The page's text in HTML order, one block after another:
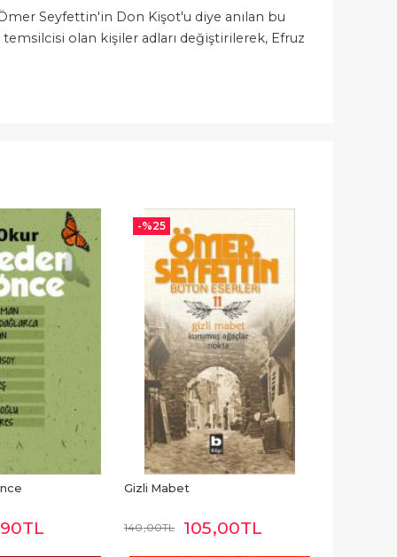
Ömer Seyfettin'in Don Kişot'u diye anılan bu
temsilcisi olan kişiler adları değiştirilerek, Efruz
TL
-%25
Gizli Mabet
140,00TL 105,00TL